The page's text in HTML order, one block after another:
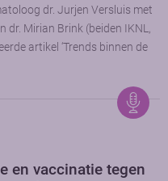
dr. Jurjen Versluis met
dr. Mirian Brink (beiden IKNL,
artikel ‘Trends binnen de
en vaccinatie tegen